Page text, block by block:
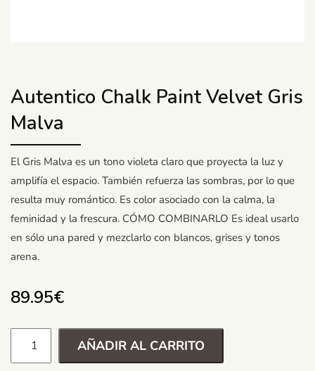
Autentico Chalk Paint Velvet Gris
Malva
El Gris Malva es un tono violeta claro que proyecta la luz y
amplifía el espacio. También refuerza las sombras, por lo que
resulta muy romántico. Es color asociado con la calma, la
feminidad y la frescura. CÓMO COMBINARLO Es ideal usarlo
en sólo una pared y mezclarlo con blancos, grises y tonos
arena.
89.95€
AÑADIR AL CARRITO